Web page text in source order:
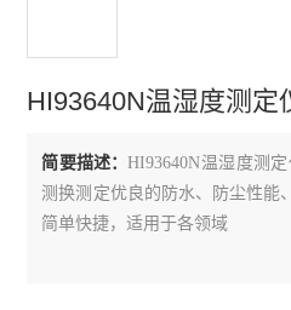
水质多参数分析仪
分光光度计/比色计
BOD测定仪
单参数离子浓度计
HI93640N温湿度测定
简要描述：HI93640N温湿度测
测换测定优良的防水、防尘性能
简单快捷，适用于各领域